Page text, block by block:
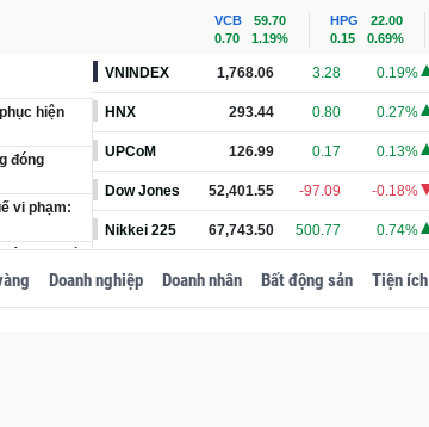
VCB
59.70
0.70
1.19%
HPG
22.00
0.15
0.69%
hiện
đóng
vi phạm:
bụi, mùi
VNINDEX 1,768.06 3.28 0.19%
HNX 293.44 0.80 0.27%
UPCoM 126.99 0.17 0.13%
Dow Jones 52,401.55 -97.09 -0.18%
Nikkei 225 67,743.50 500.77 0.74%
Doanh nghiệp Doanh nhân Bất động sản Tiện ích